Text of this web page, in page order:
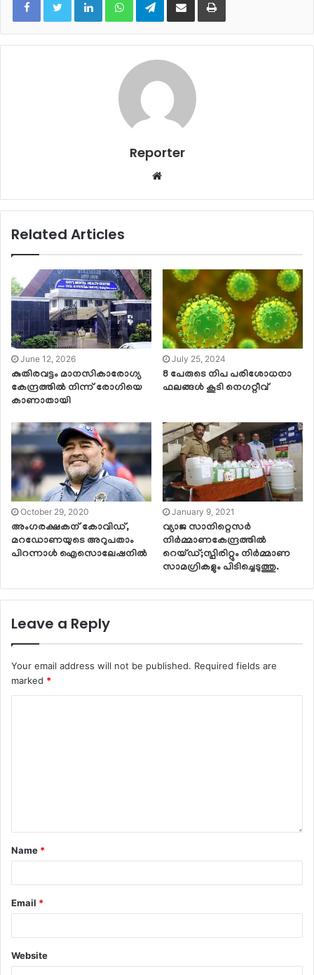
Reporter
Website
Related Articles
June 12, 2026
കുതിരവട്ടം മാനസികാരോഗ്യ
കേന്ദ്രത്തിൽ നിന്ന് രോഗിയെ
കാണാതായി
July 25, 2024
8 പേരുടെ നിപ പരിശോധനാ
ഫലങ്ങള്‍ കൂടി നെഗറ്റീവ്
October 29, 2020
അംഗരക്ഷകന് കോവിഡ്,
മറഡോണയുടെ അറുപതാം
പിറന്നാള്‍ ഐസൊലേഷനില്‍
January 9, 2021
വ്യാജ സാനിറ്റെസര്‍
നിര്‍മ്മാണകേന്ദ്രത്തില്‍
റെയ്ഡ്;സ്പിരിറ്റും നിർമ്മാണ
സാമഗ്രികളും പിടിച്ചെടുത്തു.
Leave a Reply
Your email address will not be published. Required fields are
marked *
Name *
Email *
Website